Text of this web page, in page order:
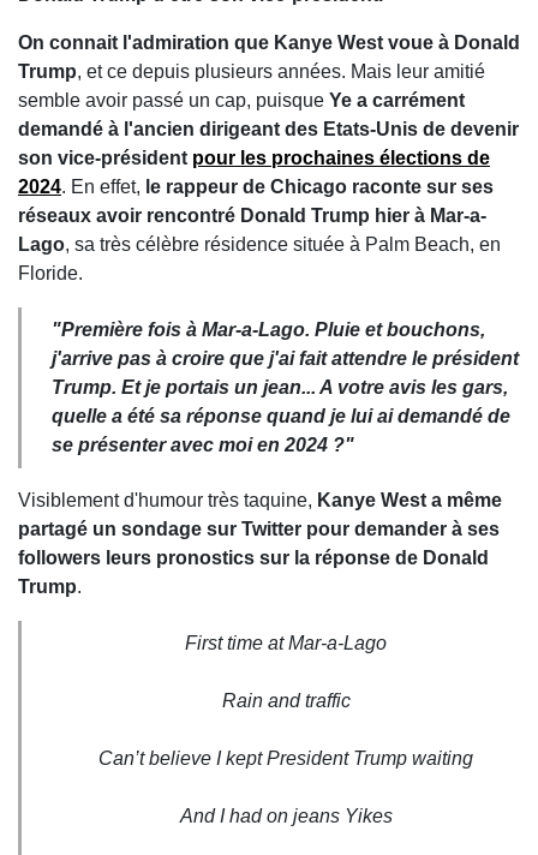
On connait l'admiration que Kanye West voue à Donald
Trump, et ce depuis plusieurs années. Mais leur amitié
semble avoir passé un cap, puisque Ye a carrément
demandé à l'ancien dirigeant des Etats-Unis de devenir
son vice-président pour les prochaines élections de
2024. En effet, le rappeur de Chicago raconte sur ses
réseaux avoir rencontré Donald Trump hier à Mar-a-
Lago, sa très célèbre résidence située à Palm Beach, en
Floride.
"Première fois à Mar-a-Lago. Pluie et bouchons,
j'arrive pas à croire que j'ai fait attendre le président
Trump. Et je portais un jean... A votre avis les gars,
quelle a été sa réponse quand je lui ai demandé de
se présenter avec moi en 2024 ?"
Visiblement d'humour très taquine, Kanye West a même
partagé un sondage sur Twitter pour demander à ses
followers leurs pronostics sur la réponse de Donald
Trump.
First time at Mar-a-Lago
Rain and traffic
Can’t believe I kept President Trump waiting
And I had on jeans Yikes